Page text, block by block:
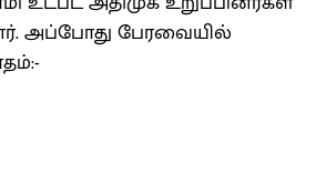
அப்போது பேரவையில்